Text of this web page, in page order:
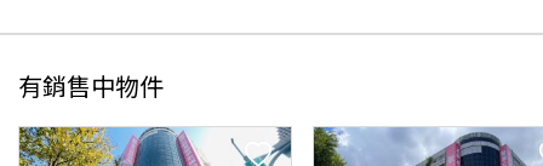
有銷售中物件